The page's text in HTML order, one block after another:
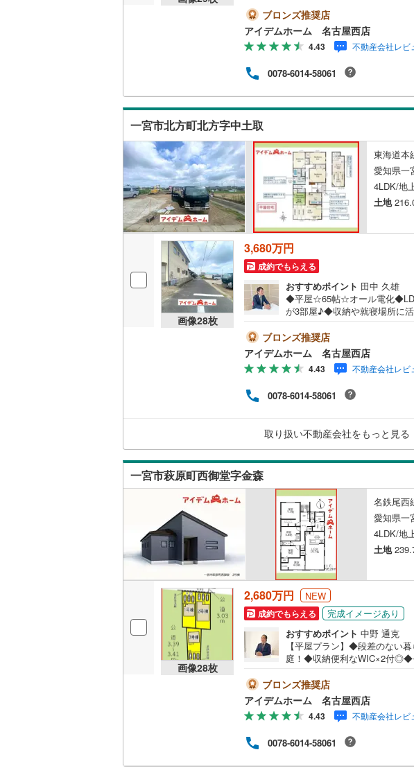
00m□■□■物件のご案内につい
たらご相談下さい。年中無休
案内可能！お仕事終わりでも
て■□■□店舗内にキッズルーム
方、ぜひご利用下さい。
ーンの話が聞きたい方、お気
え致します。スタッフ一同、
ます。お気軽にお問合せ下さ
ブロンズ推奨店
アイデムホーム 名古屋西店
4.43 不動産会社レビ
0078-6014-58061
一宮市北方町北方字中土取
東海道本
愛知県一
4LDK/地
土地
画像28枚
3,680万円
成約でもらえる
おすすめポイント 田中 久雄
◆平屋☆65帖☆オール電化
が3部屋♪◆収納や就寝場所に
学校まで800m□■□■物件のご案
決まりましたらご相談下さい
水曜日もご案内可能！お仕事
店舗について■□■□店舗内にキ
討できない方、ぜひご利用下
びの前にローンの話が聞きた
ッフがお応え致します。スタ
ブロンズ推奨店
アイデムホーム 名古屋西店
4.43 不動産会社レビ
0078-6014-58061
取り扱い不動産会社をもっと見る
一宮市萩原町西御堂字金森
名鉄尾西
愛知県一
4LDK/地
土地
画像28枚
2,680万円 NEW
成約でもらえる
完成イメージあり
おすすめポイント 中野 通克
【平屋プラン】◆段差のない
庭！◆収納便利なWIC×2付
■□■物件のご案内について
ご相談下さい。年中無休でご
可能！お仕事終わりでもご案
■□店舗内にキッズルームを完
ぜひご利用下さい。□■□■ロ
の話が聞きたい方、お気軽に
します。スタッフ一同、お客
ブロンズ推奨店
アイデムホーム 名古屋西店
4.43 不動産会社レビ
0078-6014-58061